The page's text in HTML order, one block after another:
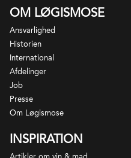
strukturerede og
vil som oftest have et
OM LØGISMOSE
Ansvarlighed
Historien
International
Afdelinger
Job
Presse
Om Løgismose
INSPIRATION